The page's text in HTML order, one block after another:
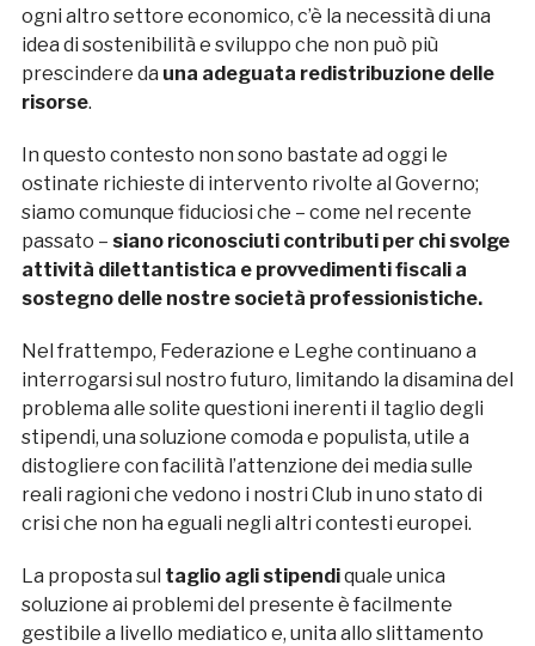
ogni altro settore economico, c’è la necessità di una
idea di sostenibilità e sviluppo che non può più
prescindere da una adeguata redistribuzione delle
risorse.
In questo contesto non sono bastate ad oggi le
ostinate richieste di intervento rivolte al Governo;
siamo comunque fiduciosi che – come nel recente
passato – siano riconosciuti contributi per chi svolge
attività dilettantistica e provvedimenti fiscali a
sostegno delle nostre società professionistiche.
Nel frattempo, Federazione e Leghe continuano a
interrogarsi sul nostro futuro, limitando la disamina del
problema alle solite questioni inerenti il taglio degli
stipendi, una soluzione comoda e populista, utile a
distogliere con facilità l’attenzione dei media sulle
reali ragioni che vedono i nostri Club in uno stato di
crisi che non ha eguali negli altri contesti europei.
La proposta sul taglio agli stipendiquale unica
soluzione ai problemi del presente è facilmente
gestibile a livello mediatico e, unita allo slittamento